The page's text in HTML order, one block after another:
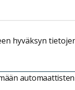
hyväksyn